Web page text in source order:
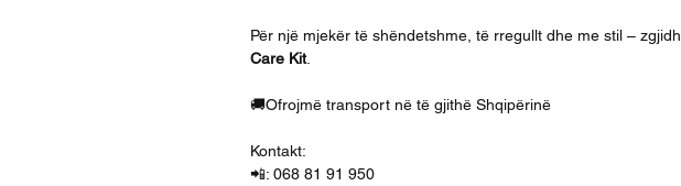
Për një mjekër të shëndetshme, të rregullt dhe me stil – zgjidh
Care Kit.
🚚Ofrojmë transport në të gjithë Shqipërinë
Kontakt:
📲: 068 81 91 950